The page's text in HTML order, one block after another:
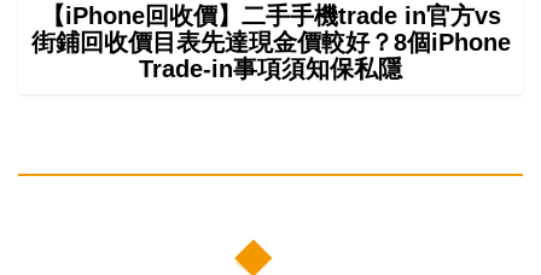
【iPhone回收價】二手手機trade in官方vs
街鋪回收價目表先達現金價較好？8個iPhone
Trade-in事項須知保私隱